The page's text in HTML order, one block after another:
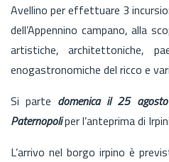
Avellino per effettuare 3
dell’Appennino campano, alla
artistiche, architettoniche,
enogastronomiche del ricco e
Si parte domenica il 25
Paternopoliper l’anteprima di
L’arrivo nel borgo irpino è